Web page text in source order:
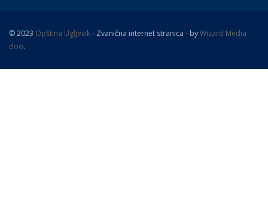
© 2023 Opština Ugljevik- Zvanična internet stranica - byWizard Media
doo.